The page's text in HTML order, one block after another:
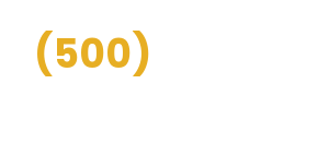
(500)